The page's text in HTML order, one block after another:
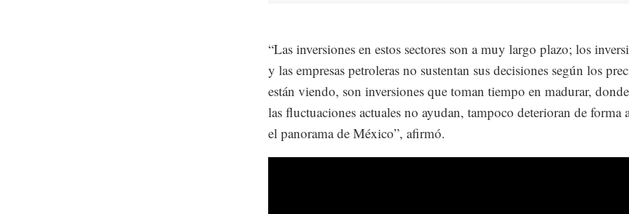
“Las inversiones en estos sectores son a muy largo plazo; los
y las empresas petroleras no sustentan sus decisiones según los
están viendo, son inversiones que toman tiempo en madurar,
las fluctuaciones actuales no ayudan, tampoco deterioran de forma
el panorama de México”, afirmó.